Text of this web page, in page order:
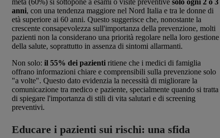
metà (60%) si sottopone a esami o visite preventive solo ogni 2 o 3
anni, con una tendenza maggiore nel Nord Italia e tra le donne di
età superiore ai 60 anni​. Questo suggerisce che, nonostante la
crescente consapevolezza sull'importanza della prevenzione, molti
pazienti non la considerano una priorità regolare nella loro gestione
della salute, soprattutto in assenza di sintomi allarmanti.
Non solo: il 55% dei pazienti ritiene che i medici di famiglia
offrano informazioni chiare e comprensibili sulla prevenzione solo
"a volte". Questo dato evidenzia la necessità di migliorare la
comunicazione tra medico e paziente, specialmente quando si tratta
di spiegare l'importanza di stili di vita salutari e di screening
preventivi.
Educare i pazienti sui rischi: una sfida